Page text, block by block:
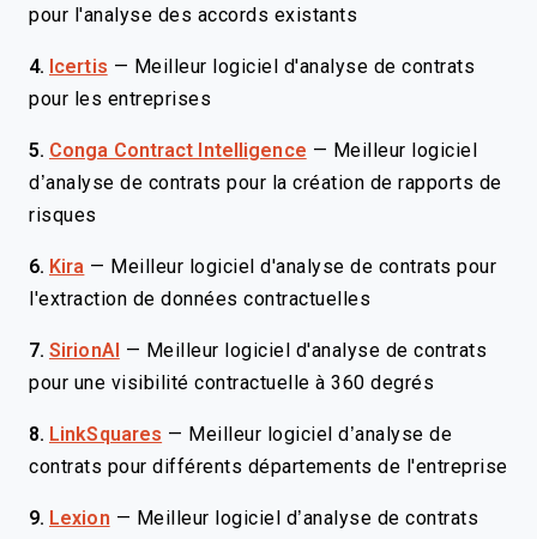
pour l'analyse des accords existants
4. Icertis — Meilleur logiciel d'analyse de contrats
pour les entreprises
5. Conga Contract Intelligence — Meilleur logiciel
d’analyse de contrats pour la création de rapports de
risques
6. Kira — Meilleur logiciel d'analyse de contrats pour
l'extraction de données contractuelles
7. SirionAI — Meilleur logiciel d'analyse de contrats
pour une visibilité contractuelle à 360 degrés
8. LinkSquares — Meilleur logiciel d’analyse de
contrats pour différents départements de l'entreprise
9. Lexion — Meilleur logiciel d’analyse de contrats